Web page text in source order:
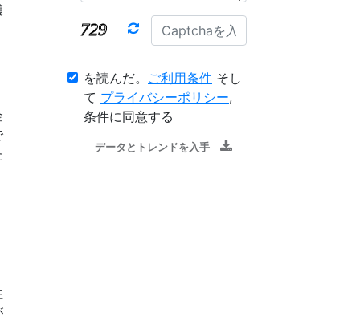
を読んだ。 ご利用条件 そし
て プライバシーポリシー,
条件に同意する
データとトレンドを入手